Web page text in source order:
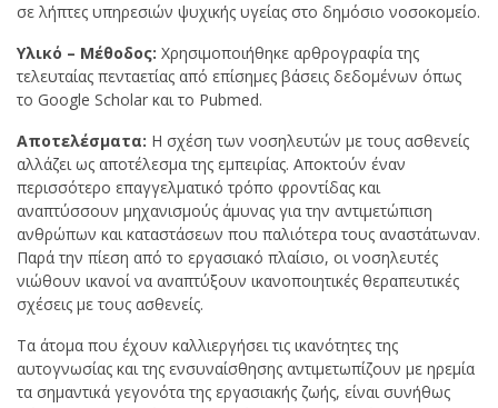
σε λήπτες υπηρεσιών ψυχικής υγείας στο δημόσιο νοσοκομείο.
Υλικό – Μέθοδος: Χρησιμοποιήθηκε αρθρογραφία της
τελευταίας πενταετίας από επίσημες βάσεις δεδομένων όπως
το Google Scholar και το Pubmed.
Αποτελέσματα: Η σχέση των νοσηλευτών με τους ασθενείς
αλλάζει ως αποτέλεσμα της εμπειρίας. Αποκτούν έναν
περισσότερο επαγγελματικό τρόπο φροντίδας και
αναπτύσσουν μηχανισμούς άμυνας για την αντιμετώπιση
ανθρώπων και καταστάσεων που παλιότερα τους αναστάτωναν.
Παρά την πίεση από το εργασιακό πλαίσιο, οι νοσηλευτές
νιώθουν ικανοί να αναπτύξουν ικανοποιητικές θεραπευτικές
σχέσεις με τους ασθενείς.
Τα άτομα που έχουν καλλιεργήσει τις ικανότητες της
αυτογνωσίας και της ενσυναίσθησης αντιμετωπίζουν με ηρεμία
τα σημαντικά γεγονότα της εργασιακής ζωής, είναι συνήθως